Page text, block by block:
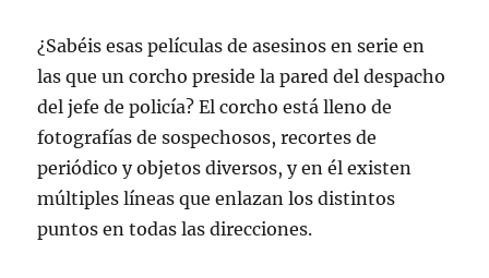
¿Sabéis esas películas de asesinos en serie en
las que un corcho preside la pared del despacho
del jefe de policía? El corcho está lleno de
fotografías de sospechosos, recortes de
periódico y objetos diversos, y en él existen
múltiples líneas que enlazan los distintos
puntos en todas las direcciones.